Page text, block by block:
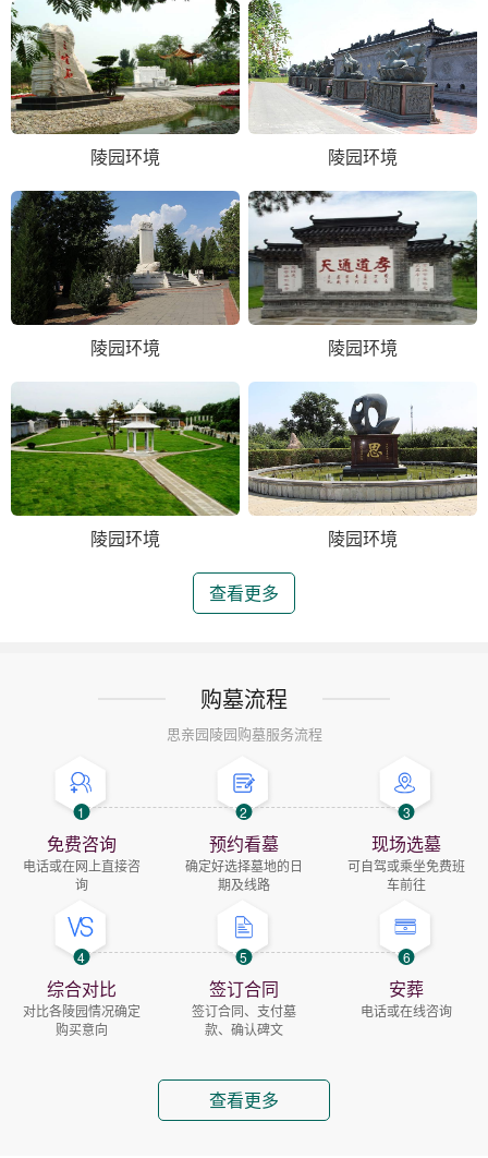
陵园环境 陵园环境
陵园环境 陵园环境
陵园环境 陵园环境
查看更多
购墓流程
思亲园陵园购墓服务流程
1
免费咨询
电话或在网上直接咨
询
2
预约看墓
确定好选择墓地的日
期及线路
3
现场选墓
可自驾或乘坐免费班
车前往
4
综合对比
对比各陵园情况确定
购买意向
5
签订合同
签订合同、支付墓
款、确认碑文
6
安葬
电话或在线咨询
查看更多